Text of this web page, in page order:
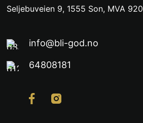
Seljebuveien 9, 1555 Son, MVA
info@bli-god.no
64808181